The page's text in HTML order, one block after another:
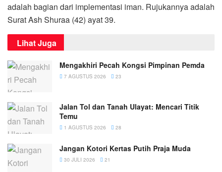
adalah bagian dari implementasi iman. Rujukannya adalah
Surat Ash Shuraa (42) ayat 39.
Lihat Juga
Mengakhiri Pecah Kongsi Pimpinan Pemda
7 AGUSTUS 2026 23
Jalan Tol dan Tanah Ulayat: Mencari Titik
Temu
1 AGUSTUS 2026 28
Jangan Kotori Kertas Putih Praja Muda
30 JULI 2026 21